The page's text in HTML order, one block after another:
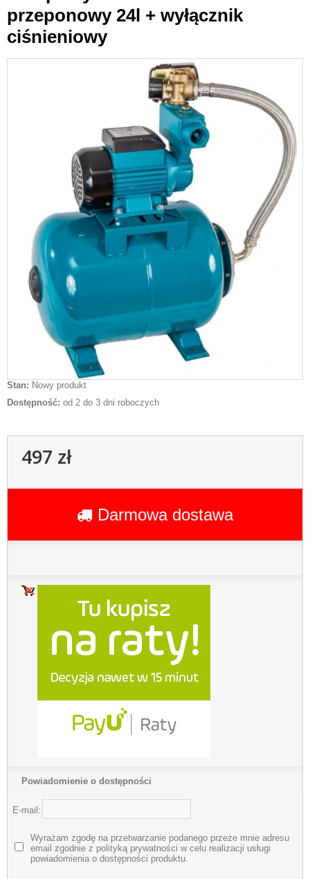
przeponowy 24l + wyłącznik
ciśnieniowy
Stan: Nowy produkt
Dostępność: od 2 do 3 dni roboczych
497 zł
Darmowa dostawa
Powiadomienie o dostępności
E-mail:
Wyrażam zgodę na przetwarzanie podanego przeze mnie adresu
email zgodnie z polityką prywatności w celu realizacji usługi
powiadomienia o dostępności produktu.